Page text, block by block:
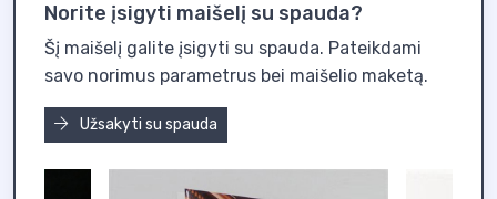
Norite įsigyti maišelį su spauda?
Šį maišelį galite įsigyti su spauda. Pateikdami
savo norimus parametrus bei maišelio maketą.
Užsakyti su spauda